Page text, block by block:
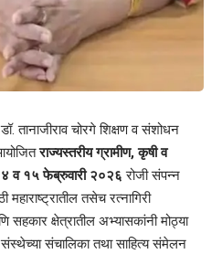
तानाजीराव चोरगे शिक्षण व संशोधन
राज्यस्तरीय ग्रामीण, कृषी व
व १५ फेब्रुवारी २०२६ रोजी संपन्न
महाराष्ट्रातील तसेच रत्नागिरी
सहकार क्षेत्रातील अभ्यासकांनी मोठ्या
संचालिका तथा साहित्य संमेलन